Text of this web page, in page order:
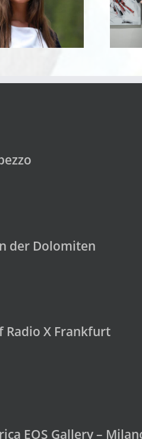
der Dolomiten
Radio X Frankfurt
EOS Gallery –